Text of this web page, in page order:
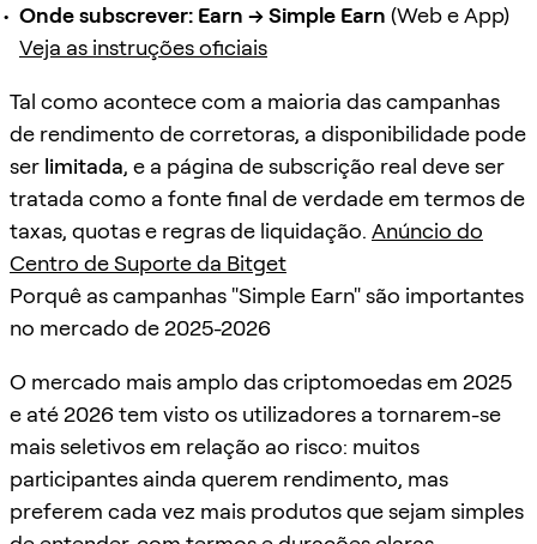
Onde subscrever: Earn → Simple Earn (Web e App)
Veja as instruções oficiais
Tal como acontece com a maioria das campanhas
de rendimento de corretoras, a disponibilidade pode
ser limitada, e a página de subscrição real deve ser
tratada como a fonte final de verdade em termos de
taxas, quotas e regras de liquidação. Anúncio do
Centro de Suporte da Bitget
Porquê as campanhas "Simple Earn" são importantes
no mercado de 2025-2026
O mercado mais amplo das criptomoedas em 2025
e até 2026 tem visto os utilizadores a tornarem-se
mais seletivos em relação ao risco: muitos
participantes ainda querem rendimento, mas
preferem cada vez mais produtos que sejam simples